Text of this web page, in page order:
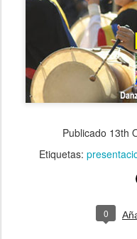
Publicado 13th
Etiquetas:
0